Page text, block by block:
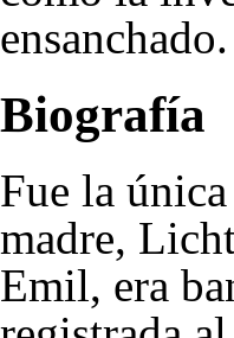
ensanchado.
Biografía
Fue la
madre,
Emil, era